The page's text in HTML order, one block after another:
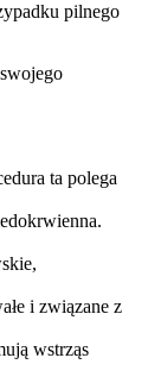
pilnego
ta polega
i związane z
wstrząs